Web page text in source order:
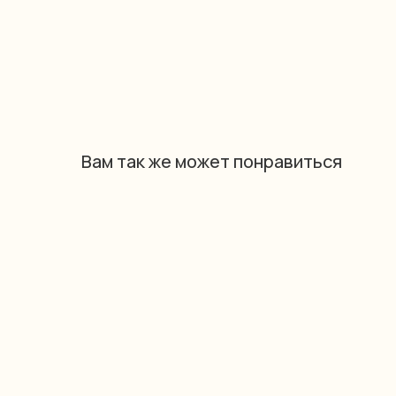
Вам так же может понравиться